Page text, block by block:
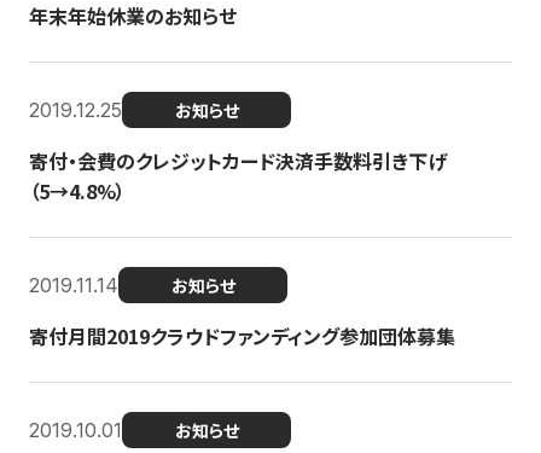
年末年始休業のお知らせ
2019.12.25 お知らせ
寄付・会費のクレジットカード決済手数料引き下げ
（5→4.8%）
2019.11.14 お知らせ
寄付月間2019クラウドファンディング参加団体募集
2019.10.01 お知らせ